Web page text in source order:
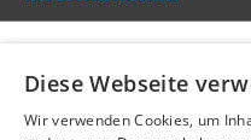
Diese Webseite
Wir verwenden Cookies, um